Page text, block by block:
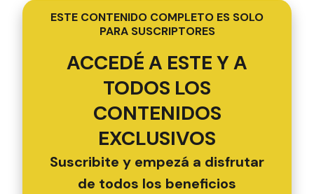
ESTE CONTENIDO COMPLETO ES SOLO
PARA SUSCRIPTORES
ACCEDÉ A ESTE Y A
TODOS LOS
CONTENIDOS
EXCLUSIVOS
Suscribite y empezá a disfrutar
de todos los beneficios